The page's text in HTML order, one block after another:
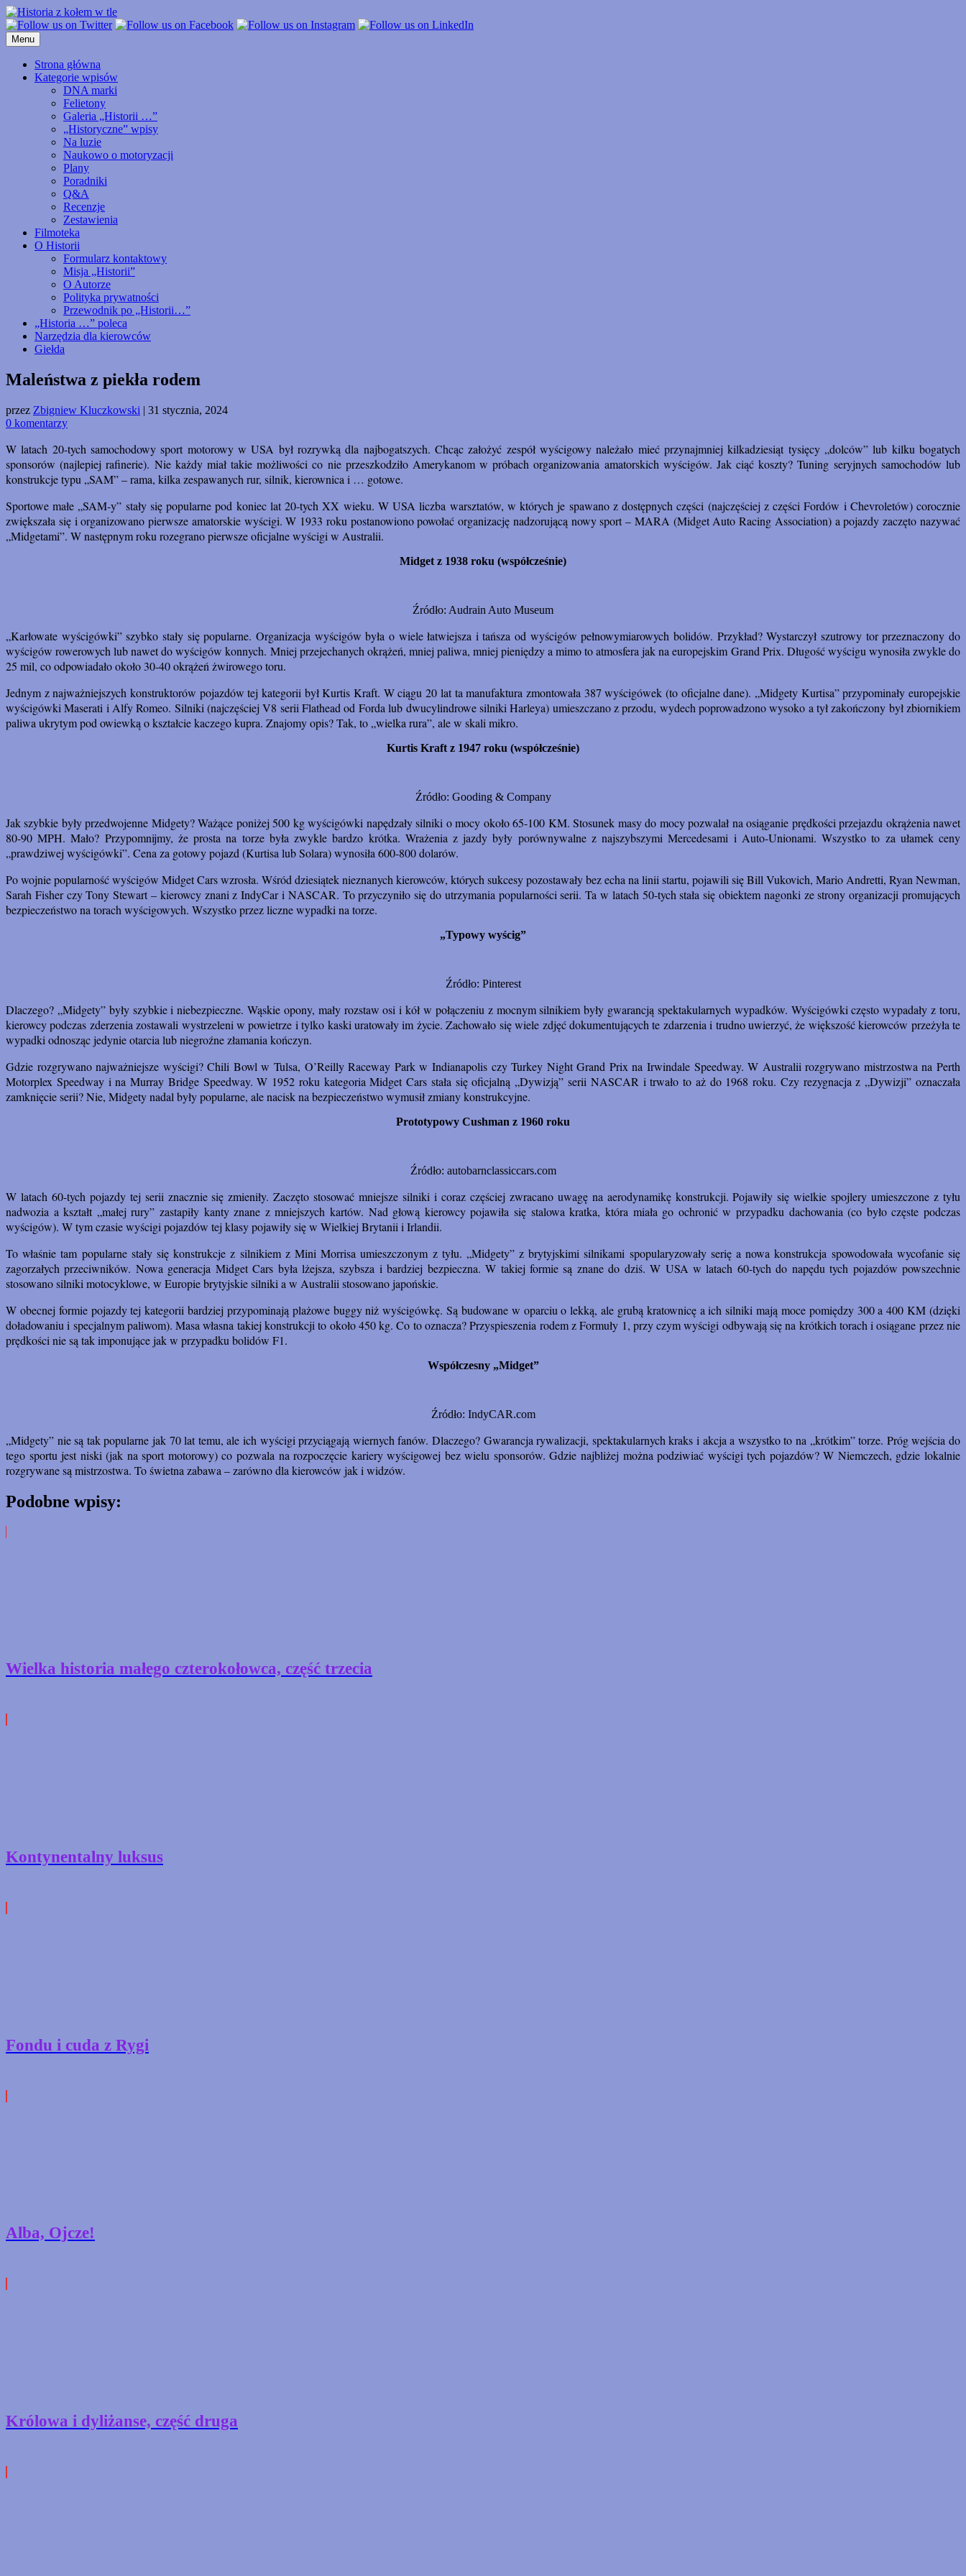
Przejdź
do
treści
Menu
Strona główna
Kategorie wpisów
DNA marki
Felietony
Galeria „Historii …”
„Historyczne” wpisy
Na luzie
Naukowo o motoryzacji
Plany
Poradniki
Q&A
Recenzje
Zestawienia
Filmoteka
O Historii
Formularz kontaktowy
Misja „Historii”
O Autorze
Polityka prywatności
Przewodnik po „Historii…”
„Historia …” poleca
Narzędzia dla kierowców
Giełda
Maleństwa z piekła rodem
przez Zbigniew Kluczkowski | 31 stycznia, 2024
0 komentarzy
W latach 20-tych samochodowy sport motorowy w USA był rozrywką dla najbogatszych. Chcąc założyć zespół wyścigowy należało mieć przynajmniej kilkadziesiąt tysięcy „dolców” lub kilku bogatych
sponsorów (najlepiej rafinerie). Nie każdy miał takie możliwości co nie przeszkodziło Amerykanom w próbach organizowania amatorskich wyścigów. Jak ciąć koszty? Tuning seryjnych samochodów lub
konstrukcje typu „SAM” – rama, kilka zespawanych rur, silnik, kierownica i … gotowe.
Sportowe małe „SAM-y” stały się popularne pod koniec lat 20-tych XX wieku. W USA liczba warsztatów, w których je spawano z dostępnych części (najczęściej z części Fordów i Chevroletów) corocznie
zwiększała się i organizowano pierwsze amatorskie wyścigi. W 1933 roku postanowiono powołać organizację nadzorującą nowy sport – MARA (Midget Auto Racing Association) a pojazdy zaczęto nazywać
„Midgetami”. W następnym roku rozegrano pierwsze oficjalne wyścigi w Australii.
Midget z 1938 roku (współcześnie)
Źródło: Audrain Auto Museum
„Karłowate wyścigówki” szybko stały się popularne. Organizacja wyścigów była o wiele łatwiejsza i tańsza od wyścigów pełnowymiarowych bolidów. Przykład? Wystarczył szutrowy tor przeznaczony do
wyścigów rowerowych lub nawet do wyścigów konnych. Mniej przejechanych okrążeń, mniej paliwa, mniej pieniędzy a mimo to atmosfera jak na europejskim Grand Prix. Długość wyścigu wynosiła zwykle do
25 mil, co odpowiadało około 30-40 okrążeń żwirowego toru.
Jednym z najważniejszych konstruktorów pojazdów tej kategorii był Kurtis Kraft. W ciągu 20 lat ta manufaktura zmontowała 387 wyścigówek (to oficjalne dane). „Midgety Kurtisa” przypominały europejskie
wyścigówki Maserati i Alfy Romeo. Silniki (najczęściej V8 serii Flathead od Forda lub dwucylindrowe silniki Harleya) umieszczano z przodu, wydech poprowadzono wysoko a tył zakończony był zbiornikiem
paliwa ukrytym pod owiewką o kształcie kaczego kupra. Znajomy opis? Tak, to „wielka rura”, ale w skali mikro.
Kurtis Kraft z 1947 roku (współcześnie)
Źródło: Gooding & Company
Jak szybkie były przedwojenne Midgety? Ważące poniżej 500 kg wyścigówki napędzały silniki o mocy około 65-100 KM. Stosunek masy do mocy pozwalał na osiąganie prędkości przejazdu okrążenia nawet
80-90 MPH. Mało? Przypomnijmy, że prosta na torze była zwykle bardzo krótka. Wrażenia z jazdy były porównywalne z najszybszymi Mercedesami i Auto-Unionami. Wszystko to za ułamek ceny
„prawdziwej wyścigówki”. Cena za gotowy pojazd (Kurtisa lub Solara) wynosiła 600-800 dolarów.
Po wojnie popularność wyścigów Midget Cars wzrosła. Wśród dziesiątek nieznanych kierowców, których sukcesy pozostawały bez echa na linii startu, pojawili się Bill Vukovich, Mario Andretti, Ryan Newman,
Sarah Fisher czy Tony Stewart – kierowcy znani z IndyCar i NASCAR. To przyczyniło się do utrzymania popularności serii. Ta w latach 50-tych stała się obiektem nagonki ze strony organizacji promujących
bezpieczeństwo na torach wyścigowych. Wszystko przez liczne wypadki na torze.
„Typowy wyścig”
Źródło: Pinterest
Dlaczego? „Midgety” były szybkie i niebezpieczne. Wąskie opony, mały rozstaw osi i kół w połączeniu z mocnym silnikiem były gwarancją spektakularnych wypadków. Wyścigówki często wypadały z toru,
kierowcy podczas zderzenia zostawali wystrzeleni w powietrze i tylko kaski uratowały im życie. Zachowało się wiele zdjęć dokumentujących te zdarzenia i trudno uwierzyć, że większość kierowców przeżyła te
wypadki odnosząc jedynie otarcia lub niegroźne złamania kończyn.
Gdzie rozgrywano najważniejsze wyścigi? Chili Bowl w Tulsa, O’Reilly Raceway Park w Indianapolis czy Turkey Night Grand Prix na Irwindale Speedway. W Australii rozgrywano mistrzostwa na Perth
Motorplex Speedway i na Murray Bridge Speedway. W 1952 roku kategoria Midget Cars stała się oficjalną „Dywizją” serii NASCAR i trwało to aż do 1968 roku. Czy rezygnacja z „Dywizji” oznaczała
zamknięcie serii? Nie, Midgety nadal były popularne, ale nacisk na bezpieczeństwo wymusił zmiany konstrukcyjne.
Prototypowy Cushman z 1960 roku
Źródło: autobarnclassiccars.com
W latach 60-tych pojazdy tej serii znacznie się zmieniły. Zaczęto stosować mniejsze silniki i coraz częściej zwracano uwagę na aerodynamikę konstrukcji. Pojawiły się wielkie spojlery umieszczone z tyłu
nadwozia a kształt „małej rury” zastapiły kanty znane z mniejszych kartów. Nad głową kierowcy pojawiła się stalowa kratka, która miała go ochronić w przypadku dachowania (co było częste podczas
wyścigów). W tym czasie wyścigi pojazdów tej klasy pojawiły się w Wielkiej Brytanii i Irlandii.
To właśnie tam popularne stały się konstrukcje z silnikiem z Mini Morrisa umieszczonym z tyłu. „Midgety” z brytyjskimi silnikami spopularyzowały serię a nowa konstrukcja spowodowała wycofanie się
zagorzałych przeciwników. Nowa generacja Midget Cars była lżejsza, szybsza i bardziej bezpieczna. W takiej formie są znane do dziś. W USA w latach 60-tych do napędu tych pojazdów powszechnie
stosowano silniki motocyklowe, w Europie brytyjskie silniki a w Australii stosowano japońskie.
W obecnej formie pojazdy tej kategorii bardziej przypominają plażowe buggy niż wyścigówkę. Są budowane w oparciu o lekką, ale grubą kratownicę a ich silniki mają moce pomiędzy 300 a 400 KM (dzięki
doładowaniu i specjalnym paliwom). Masa własna takiej konstrukcji to około 450 kg. Co to oznacza? Przyspieszenia rodem z Formuły 1, przy czym wyścigi odbywają się na krótkich torach i osiągane przez nie
prędkości nie są tak imponujące jak w przypadku bolidów F1.
Współczesny „Midget”
Źródło: IndyCAR.com
„Midgety” nie są tak popularne jak 70 lat temu, ale ich wyścigi przyciągają wiernych fanów. Dlaczego? Gwarancja rywalizacji, spektakularnych kraks i akcja a wszystko to na „krótkim” torze. Próg wejścia do
tego sportu jest niski (jak na sport motorowy) co pozwala na rozpoczęcie kariery wyścigowej bez wielu sponsorów. Gdzie najbliżej można podziwiać wyścigi tych pojazdów? W Niemczech, gdzie lokalnie
rozgrywane są mistrzostwa. To świetna zabawa – zarówno dla kierowców jak i widzów.
Podobne wpisy:
Wielka historia małego czterokołowca, część trzecia
Kontynentalny luksus
Fondu i cuda z Rygi
Alba, Ojcze!
Królowa i dyliżanse, część druga